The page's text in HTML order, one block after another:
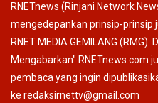
RNETnews (Rinjani Network
mengedepankan prinsip-prinsip
RNET MEDIA GEMILANG
Mengabarkan" RNETnews.com
pembaca yang ingin
ke redaksirnettv@gmail.com